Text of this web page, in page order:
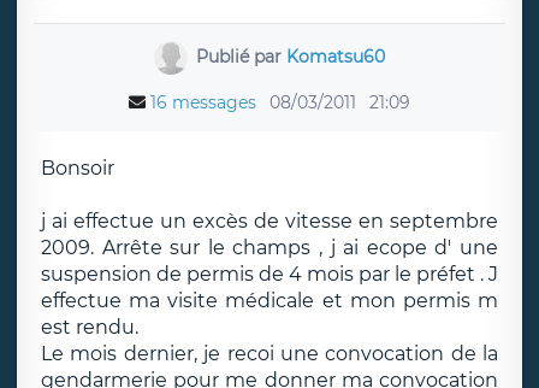
Publié par Komatsu60
16 messages 08/03/2011 21:09
Bonsoir
j ai effectue un excès de vitesse en septembre
2009. Arrête sur le champs , j ai ecope d' une
suspension de permis de 4 mois par le préfet . J
effectue ma visite médicale et mon permis m
est rendu.
Le mois dernier, je recoi une convocation de la
gendarmerie pour me donner ma convocation